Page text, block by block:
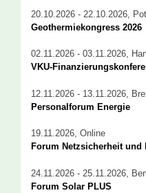
20.10.2026 - 22.10.2026,
Geothermiekongress 2026
02.11.2026 - 03.11.2026,
VKU-
12.11.2026 - 13.11.2026,
Personalforum Energie
19.11.2026, Online
Forum Netzsicherheit und
24.11.2026 - 25.11.2026,
Forum Solar PLUS